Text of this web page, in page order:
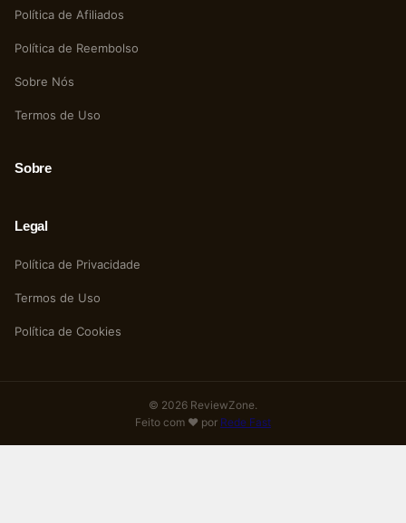
Política de Afiliados
Política de Reembolso
Sobre Nós
Termos de Uso
Sobre
Legal
Política de Privacidade
Termos de Uso
Política de Cookies
© 2026 ReviewZone.
Feito com ❤️ por Rede Fast